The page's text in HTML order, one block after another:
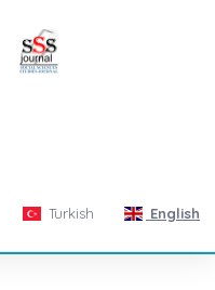
Turkish English